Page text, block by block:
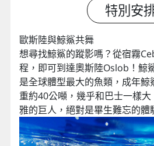
特別安
歐斯陸與鯨鯊共舞
想尋找鯨鯊的蹤影嗎？從宿霧
程，即可到達奧斯陸Oslob！鯨
是全球體型最大的魚類，成年
重約40公噸，幾乎和巴士一樣
雅的巨人，絕對是畢生難忘的體